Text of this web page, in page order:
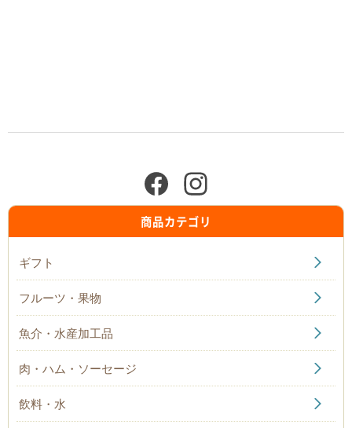
商品カテゴリ
ギフト
フルーツ・果物
魚介・水産加工品
肉・ハム・ソーセージ
飲料・水